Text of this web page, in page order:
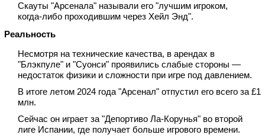
Скауты "Арсенала" называли его "лучшим игроком,
когда‑либо проходившим через Хейл Энд".
Реальность
Несмотря на технические качества, в арендах в
"Блэкпуле" и "Суонси" проявились слабые стороны —
недостаток физики и сложности при игре под давлением.
В итоге летом 2024 года "Арсенал" отпустил его всего за £1
млн.
Сейчас он играет за "Депортиво Ла‑Корунья" во второй
лиге Испании, где получает больше игрового времени.